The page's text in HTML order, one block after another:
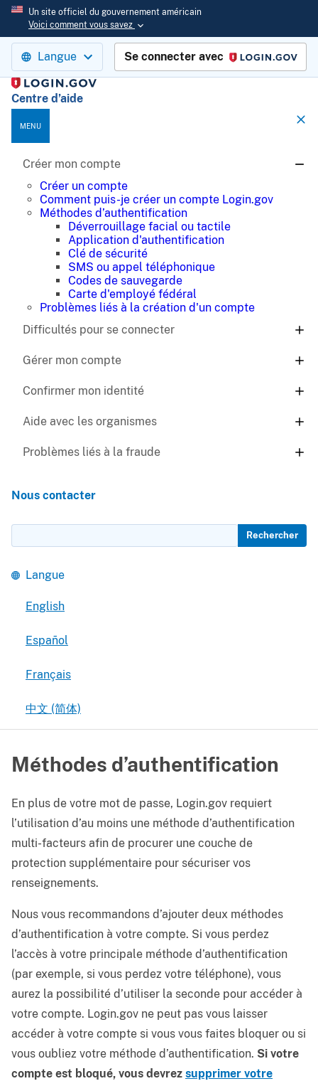
Un site officiel du gouvernement américain
Voici comment vous savez
Langue Se connecter avec Login.gov
Centre d’aide
MENU
Créer mon compte
Créer un compte
Comment puis-je créer un compte Login.gov
Méthodes d’authentification
Déverrouillage facial ou tactile
Application d'authentification
Clé de sécurité
SMS ou appel téléphonique
Codes de sauvegarde
Carte d'employé fédéral
Problèmes liés à la création d'un compte
Difficultés pour se connecter
Gérer mon compte
Confirmer mon identité
Aide avec les organismes
Problèmes liés à la fraude
Nous contacter
Rechercher
Langue
English
Español
Français
中文 (简体)
Méthodes d’authentification
En plus de votre mot de passe, Login.gov requiert
l’utilisation d’au moins une méthode d’authentification
multi-facteurs afin de procurer une couche de
protection supplémentaire pour sécuriser vos
renseignements.
Nous vous recommandons d’ajouter deux méthodes
d’authentification à votre compte. Si vous perdez
l’accès à votre principale méthode d’authentification
(par exemple, si vous perdez votre téléphone), vous
aurez la possibilité d’utiliser la seconde pour accéder à
votre compte. Login.gov ne peut pas vous laisser
accéder à votre compte si vous vous faites bloquer ou si
vous oubliez votre méthode d’authentification. Si votre
compte est bloqué, vous devrez supprimer votre